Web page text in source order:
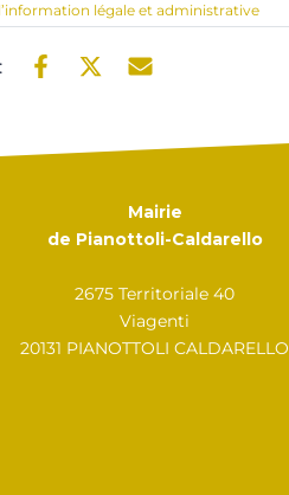
légale et administrative
Mairie
de Pianottoli-Caldarello
2675 Territoriale 40
Viagenti
20131 PIANOTTOLI CALDARELLO